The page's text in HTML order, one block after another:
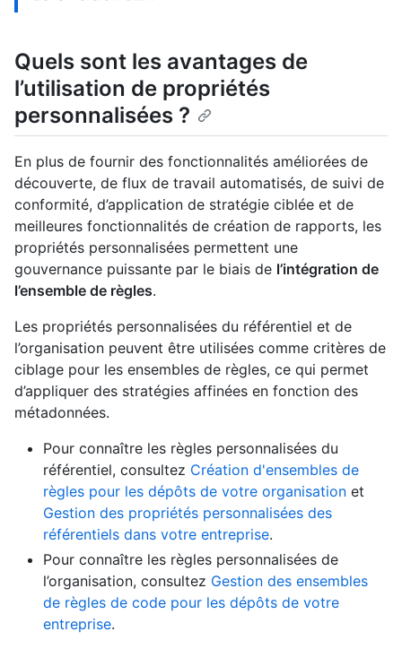
Quels sont les avantages de
l’utilisation de propriétés
personnalisées ?
En plus de fournir des fonctionnalités améliorées de
découverte, de flux de travail automatisés, de suivi de
conformité, d’application de stratégie ciblée et de
meilleures fonctionnalités de création de rapports, les
propriétés personnalisées permettent une
gouvernance puissante par le biais de l’intégration de
l’ensemble de règles.
Les propriétés personnalisées du référentiel et de
l’organisation peuvent être utilisées comme critères de
ciblage pour les ensembles de règles, ce qui permet
d’appliquer des stratégies affinées en fonction des
métadonnées.
Pour connaître les règles personnalisées du
référentiel, consultez Création d'ensembles de
règles pour les dépôts de votre organisation et
Gestion des propriétés personnalisées des
référentiels dans votre entreprise.
Pour connaître les règles personnalisées de
l’organisation, consultez Gestion des ensembles
de règles de code pour les dépôts de votre
entreprise.